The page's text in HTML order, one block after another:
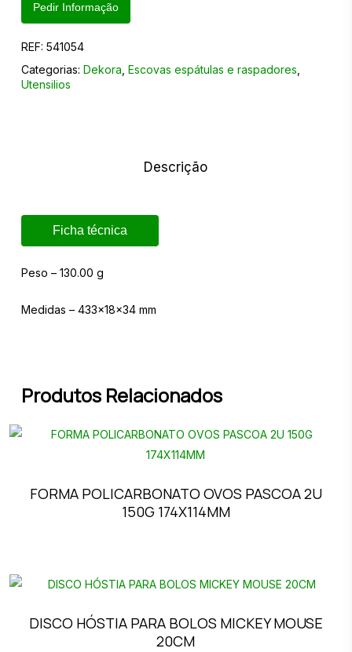
Pedir Informação
REF: 541054
Categorias: Dekora Escovas espátulas e raspadores
Utensilios
Descrição
Ficha técnica
Peso – 130.00 g
Medidas – 433x18x34 mm
Produtos Relacionados
FORMA POLICARBONATO OVOS PASCOA 2U
150G 174X114MM
DISCO HÓSTIA PARA BOLOS MICKEY MOUSE
20CM